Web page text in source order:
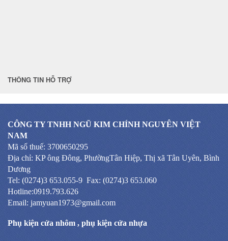
THÔNG TIN HỖ TRỢ
CÔNG TY TNHH NGŨ KIM CHÍNH NGUYÊN VIỆT
NAM
Mã số thuế: 3700650295
Địa chỉ: KP ông Đông, PhườngTân Hiệp, Thị xã Tân Uyên, Bình
Dương
Tel: (0274)3 653.055-9 Fax: (0274)3 653.060
Hotline:0919.793.626
Email: jamyuan1973@gmail.com
Phụ kiện cửa nhôm , phụ kiện cửa nhựa